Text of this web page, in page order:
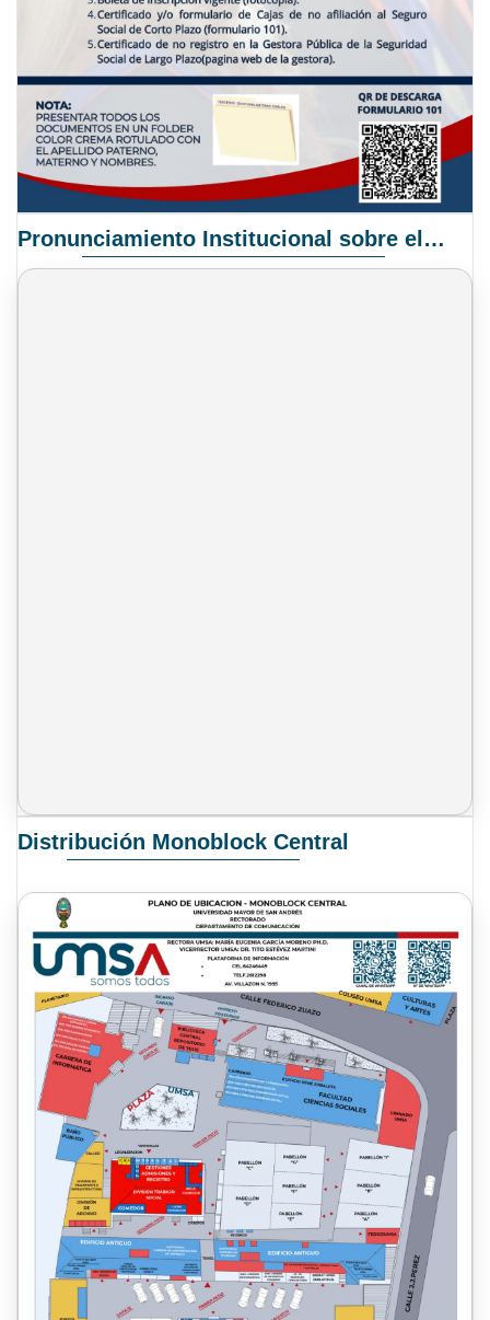
Pronunciamiento Institucional sobre el Proyecto de Ley N° 068/2025-2026 C.S.
Distribución Monoblock Central